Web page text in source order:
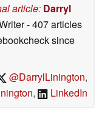
article: Darryl
- 407 articles
since
@DarrylLinington,
, LinkedIn